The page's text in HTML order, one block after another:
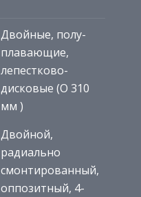
Двойные, полу-
плавающие,
лепестково-
дисковые (O 310
мм )
Двойной,
радиально
смонтированный,
оппозитный, 4-